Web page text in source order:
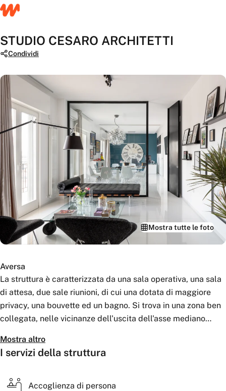
STUDIO CESARO ARCHITETTI
Condividi
Mostra tutte le foto
Aversa
La struttura è caratterizzata da una sala operativa, una sala
di attesa, due sale riunioni, di cui una dotata di maggiore
privacy, una bouvette ed un bagno. Si trova in una zona ben
collegata, nelle vicinanze dell'uscita dell'asse mediano
Aversa.
Mostra altro
I servizi della struttura
Accoglienza di persona